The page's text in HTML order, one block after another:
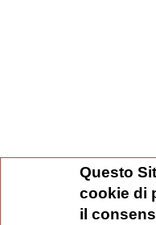
Questo
cookie di
il